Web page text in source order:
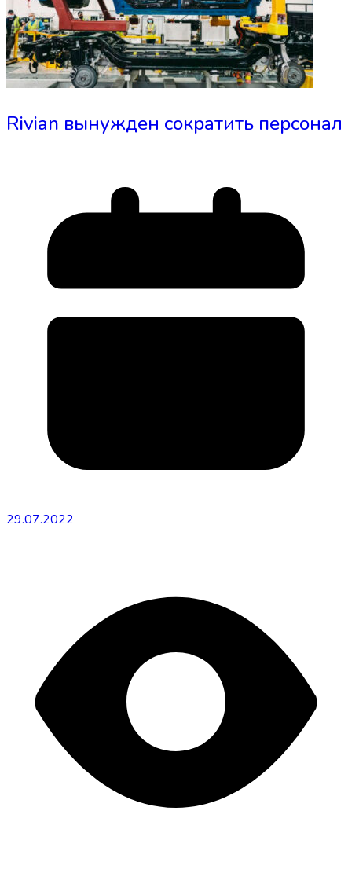
Rivian вынужден сократить персонал
29.07.2022